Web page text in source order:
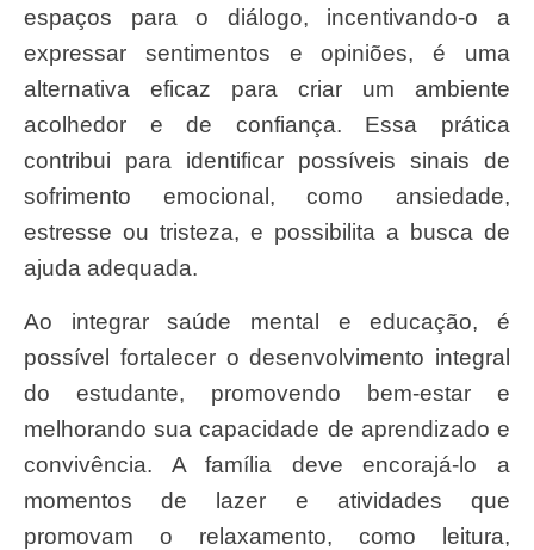
espaços para o diálogo, incentivando-o a
expressar sentimentos e opiniões, é uma
alternativa eficaz para criar um ambiente
acolhedor e de confiança. Essa prática
contribui para identificar possíveis sinais de
sofrimento emocional, como ansiedade,
estresse ou tristeza, e possibilita a busca de
ajuda adequada.
Ao integrar saúde mental e educação, é
possível fortalecer o desenvolvimento integral
do estudante, promovendo bem-estar e
melhorando sua capacidade de aprendizado e
convivência. A família deve encorajá-lo a
momentos de lazer e atividades que
promovam o relaxamento, como leitura,